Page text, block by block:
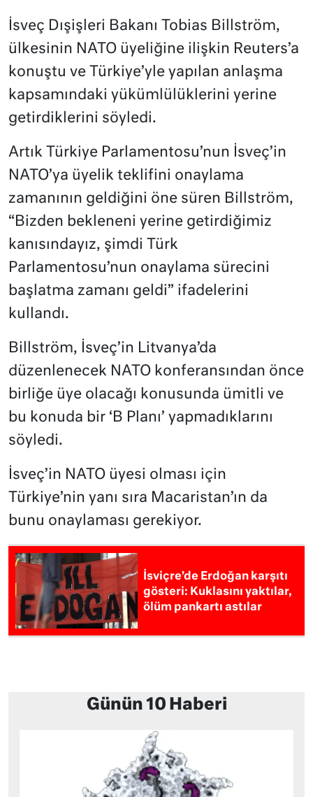
İsveç Dışişleri Bakanı Tobias Billström,
ülkesinin NATO üyeliğine ilişkin Reuters’a
konuştu ve Türkiye’yle yapılan anlaşma
kapsamındaki yükümlülüklerini yerine
getirdiklerini söyledi.
Artık Türkiye Parlamentosu’nun İsveç’in
NATO’ya üyelik teklifini onaylama
zamanının geldiğini öne süren Billström,
“Bizden bekleneni yerine getirdiğimiz
kanısındayız, şimdi Türk
Parlamentosu’nun onaylama sürecini
başlatma zamanı geldi” ifadelerini
kullandı.
Billström, İsveç’in Litvanya’da
düzenlenecek NATO konferansından önce
birliğe üye olacağı konusunda ümitli ve
bu konuda bir ‘B Planı’ yapmadıklarını
söyledi.
İsveç’in NATO üyesi olması için
Türkiye’nin yanı sıra Macaristan’ın da
bunu onaylaması gerekiyor.
İsviçre’de Erdoğan karşıtı
gösteri: Kuklasını yaktılar,
ölüm pankartı astılar
Günün 10 Haberi